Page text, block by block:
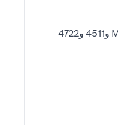
معدّل تحويل أميال برنامج "سافِر بأميال سيتي" ينطبق على نفقات شركات الطيران، والإقامة المرتبطة والجولات/رسوم وكالات السفر (المحددة بواسطة MCC 3000-3999 و4511 و4722